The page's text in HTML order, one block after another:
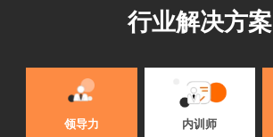
行业解决方案
领导力 内训师